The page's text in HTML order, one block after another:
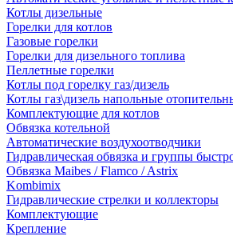
Котлы дизельные
Горелки для котлов
Газовые горелки
Горелки для дизельного топлива
Пеллетные горелки
Котлы под горелку газ/дизель
Котлы газ\дизель напольные
Комплектующие для котлов
Обвязка котельной
Автоматические воздухоотводчики
Гидравлическая обвязка и группы
Обвязка Maibes / Flamco / Astrix
Kombimix
Гидравлические стрелки и коллекторы
Комплектующие
Крепление